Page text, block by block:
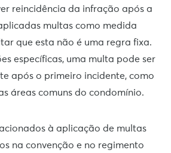
reincidência da infração após a
multas como medida
que esta não é uma regra fixa.
específicas, uma multa pode ser
após o primeiro incidente, como
áreas comuns do condomínio.
à aplicação de multas
na convenção e no regimento